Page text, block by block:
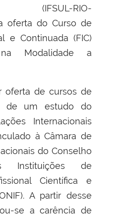
(IFSUL-RIO-
a oferta do Curso de
e Continuada (FIC)
Modalidade a
oferta de cursos de
de um estudo do
Internacionais
à Câmara de
do Conselho
Instituições de
Científica e
A partir desse
se a carência de